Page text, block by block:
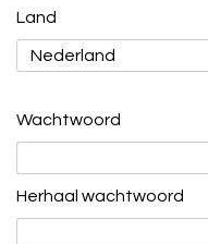
Land
Wachtwoord
Herhaal wachtwoord